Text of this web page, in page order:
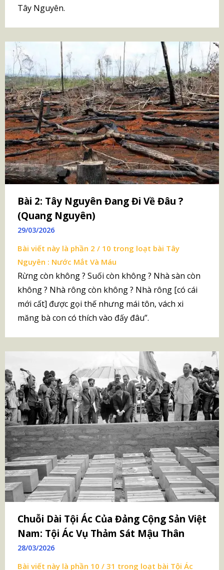
Tây Nguyên.
Bài 2: Tây Nguyên Đang Đi Về Đâu ?
(Quang Nguyên)
29/03/2026
Bài viết này là phần 2 / 10 trong loạt bài Tây
Nguyên : Nước Mắt Và Máu
Rừng còn không ? Suối còn không ? Nhà sàn còn
không ? Nhà rông còn không ? Nhà rông [có cái
mới cất] được gọi thế nhưng mái tôn, vách xi
măng bà con có thích vào đấy đâu”.
Chuỗi Dài Tội Ác Của Đảng Cộng Sản Việt
Nam: Tội Ác Vụ Thảm Sát Mậu Thân
28/03/2026
Bài viết này là phần 10 / 31 trong loạt bài Tội Ác